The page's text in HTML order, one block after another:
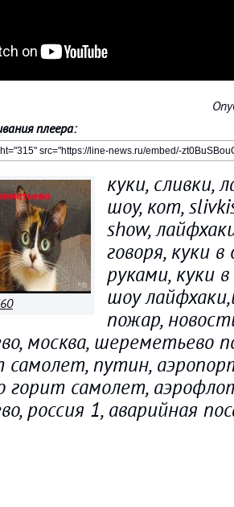
плеера:
куки, сливки,
шоу, кот,
show,
говоря, куки
руками, куки
шоу
пожар,
москва, шереметьево
самолет, путин,
горит самолет,
россия 1, аварийная